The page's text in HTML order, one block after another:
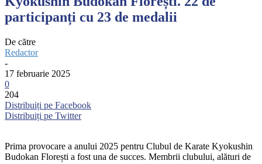
participanți cu 23 de medalii
De către
Redactor
-
17 februarie 2025
0
204
Distribuiți pe Facebook
Distribuiți pe Twitter
Prima provocare a anului 2025 pentru Clubul de Karate Kyokushin
Budokan Florești a fost una de succes. Membrii clubului, alături de